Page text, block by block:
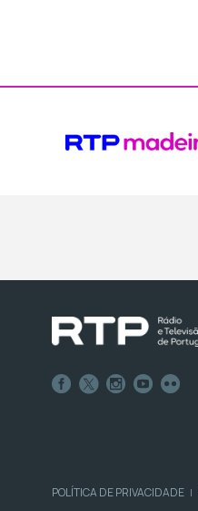
POLÍTICA DE PRIVACIDADE |